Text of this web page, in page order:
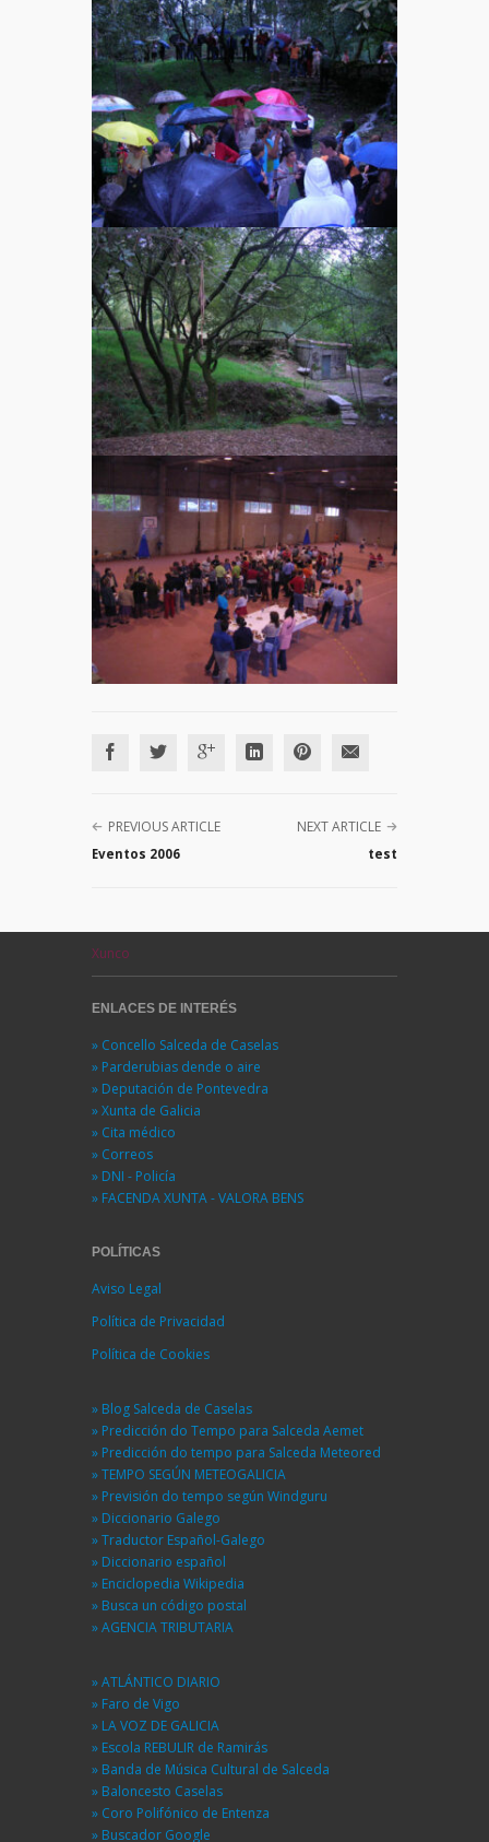
PREVIOUS ARTICLE
Eventos 2006
NEXT ARTICLE
test
Xunco
ENLACES DE INTERÉS
» Concello Salceda de Caselas
» Parderubias dende o aire
» Deputación de Pontevedra
» Xunta de Galicia
» Cita médico
» Correos
» DNI - Policía
» FACENDA XUNTA - VALORA BENS
POLÍTICAS
Aviso Legal
Política de Privacidad
Política de Cookies
» Blog Salceda de Caselas
» Predicción do Tempo para Salceda Aemet
» Predicción do tempo para Salceda Meteored
» TEMPO SEGÚN METEOGALICIA
» Previsión do tempo según Windguru
» Diccionario Galego
» Traductor Español-Galego
» Diccionario español
» Enciclopedia Wikipedia
» Busca un código postal
» AGENCIA TRIBUTARIA
» ATLÁNTICO DIARIO
» Faro de Vigo
» LA VOZ DE GALICIA
» Escola REBULIR de Ramirás
» Banda de Música Cultural de Salceda
» Baloncesto Caselas
» Coro Polifónico de Entenza
» Buscador Google